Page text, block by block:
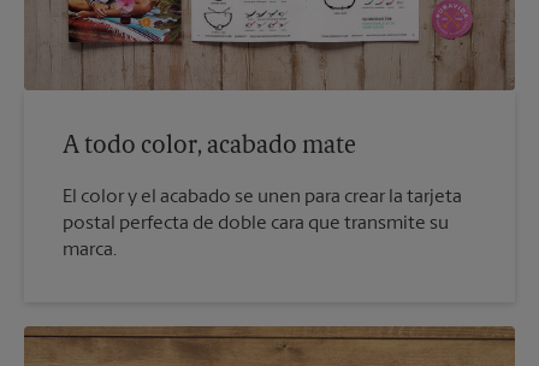
A todo color, acabado mate
El color y el acabado se unen para crear la tarjeta
postal perfecta de doble cara que transmite su
marca.